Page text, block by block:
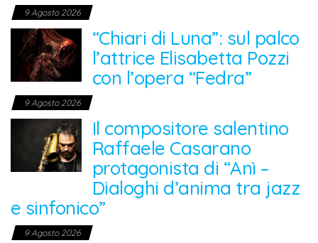
9 Agosto 2026
“Chiari di Luna”: sul palco
l’attrice Elisabetta Pozzi
con l’opera “Fedra”
9 Agosto 2026
Il compositore salentino
Raffaele Casarano
protagonista di “Anì –
Dialoghi d’anima tra jazz
e sinfonico”
9 Agosto 2026